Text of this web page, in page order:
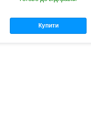
Купити